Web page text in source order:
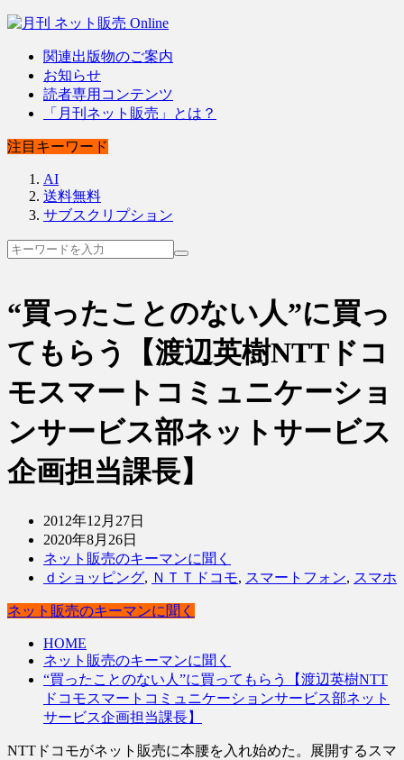
関連出版物のご案内
お知らせ
読者専用コンテンツ
「月刊ネット販売」とは？
注目キーワード
AI
送料無料
サブスクリプション
“買ったことのない人”に買っ
てもらう【渡辺英樹NTTドコ
モスマートコミュニケーショ
ンサービス部ネットサービス
企画担当課長】
2012年12月27日
2020年8月26日
ネット販売のキーマンに聞く
ｄショッピング, ＮＴＴドコモ, スマートフォン, スマホ
ネット販売のキーマンに聞く
HOME
ネット販売のキーマンに聞く
“買ったことのない人”に買ってもらう【渡辺英樹NTT
ドコモスマートコミュニケーションサービス部ネット
サービス企画担当課長】
NTTドコモがネット販売に本腰を入れ始めた。展開するスマ